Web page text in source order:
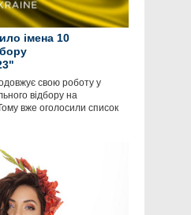
імена 10
свою роботу у
відбору на
вже оголосили список